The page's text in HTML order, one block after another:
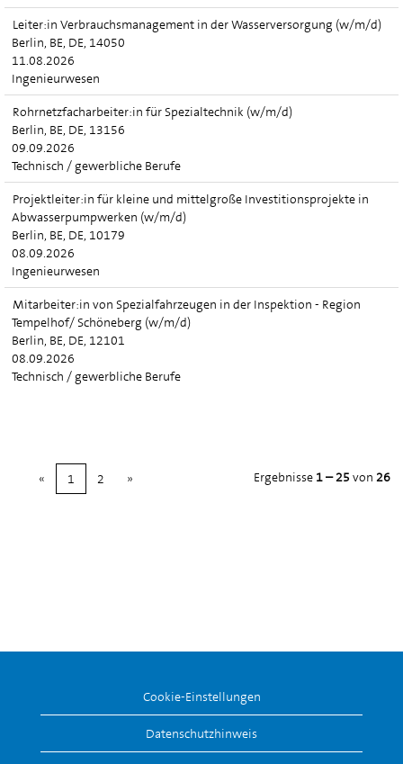
Leiter:in Verbrauchsmanagement in der Wasserversorgung (w/m/d)
Berlin, BE, DE, 14050
11.08.2026
Ingenieurwesen
Rohrnetzfacharbeiter:in für Spezialtechnik (w/m/d)
Berlin, BE, DE, 13156
09.09.2026
Technisch / gewerbliche Berufe
Projektleiter:in für kleine und mittelgroße Investitionsprojekte in
Abwasserpumpwerken (w/m/d)
Berlin, BE, DE, 10179
08.09.2026
Ingenieurwesen
Mitarbeiter:in von Spezialfahrzeugen in der Inspektion - Region
Tempelhof/ Schöneberg (w/m/d)
Berlin, BE, DE, 12101
08.09.2026
Technisch / gewerbliche Berufe
Ergebnisse 1 – 25 von 26
« 1 2 »
Cookie-Einstellungen
Datenschutzhinweis